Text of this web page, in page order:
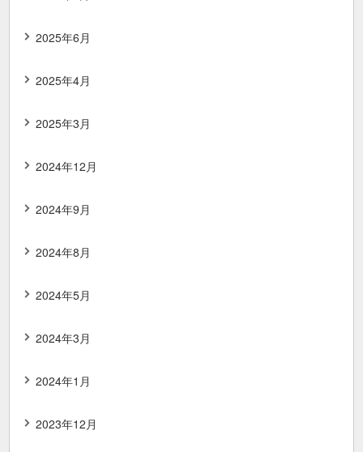
2025年6月
2025年4月
2025年3月
2024年12月
2024年9月
2024年8月
2024年5月
2024年3月
2024年1月
2023年12月